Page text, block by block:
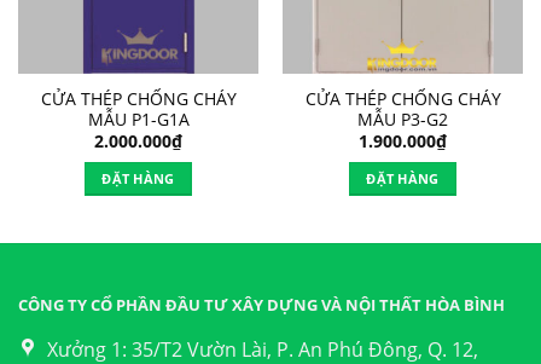
CỬA THÉP CHỐNG CHÁY
MẪU P1-G1A
2.000.000₫
ĐẶT HÀNG
CỬA THÉP CHỐNG CHÁY
MẪU P3-G2
1.900.000₫
ĐẶT HÀNG
CÔNG TY CỔ PHẦN ĐẦU TƯ XÂY DỰNG VÀ NỘI THẤT HÒA BÌNH
Xưởng 1: 35/T2 Vườn Lài, P. An Phú Đông, Q. 12,